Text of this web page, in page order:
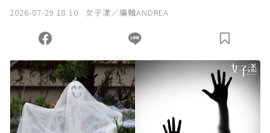
您當前剩餘 U 利點數：0點；前往 購買點數
2026-07-29 18:10 女子漾／編輯ANDREA